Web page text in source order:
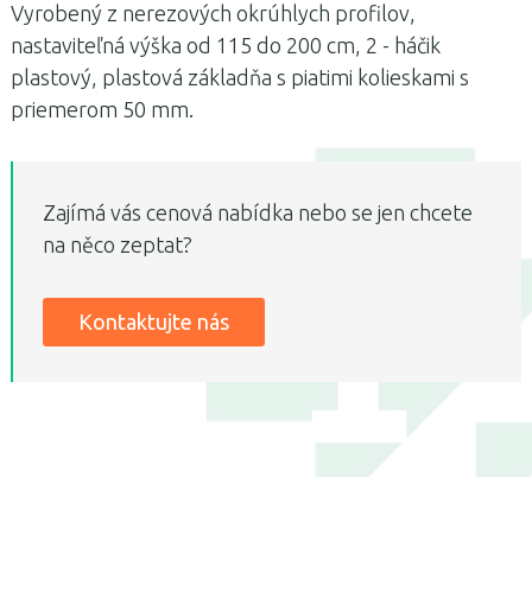
Vyrobený z nerezových okrúhlych profilov,
nastaviteľná výška od 115 do 200 cm, 2 - háčik
plastový, plastová základňa s piatimi kolieskami s
priemerom 50 mm.
Zajímá vás cenová nabídka nebo se jen chcete
na něco zeptat?
Kontaktujte nás